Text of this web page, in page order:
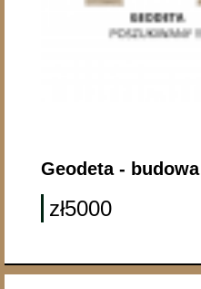
Geodeta -
zł5000